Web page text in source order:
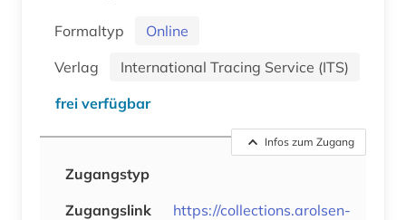
Formaltyp
Online
Verlag
International Tracing Service (ITS)
frei verfügbar
Infos zum Zugang
Zugangstyp
Zugangslink
https://collections.arolsen-